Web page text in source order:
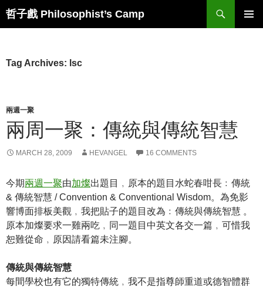
Skip
哲子戲 Philosophist’s Camp
Search
Tag Archives: lsc
兩週一聚
兩周一聚：傳統與傳統智慧
MARCH 28, 2009 HEVANGEL 16 COMMENTS
今期兩週一聚由加燦出題目﹐原本的題目水蛇春咁長﹕傳統
& 傳統智慧 / Convention & Conventional Wisdom。為免影
響博面排板美觀﹐我把貼子的題目改為﹕傳統與傳統智慧 。
原本加燦要求一雞兩吃﹐同一題目中英文各交一篇﹐可惜我
恕難從命﹐原因請看篇未注腳。
傳統與傳統智慧
每間學校也有它的獨特傳統﹐我不是指尊師重道或德智體群